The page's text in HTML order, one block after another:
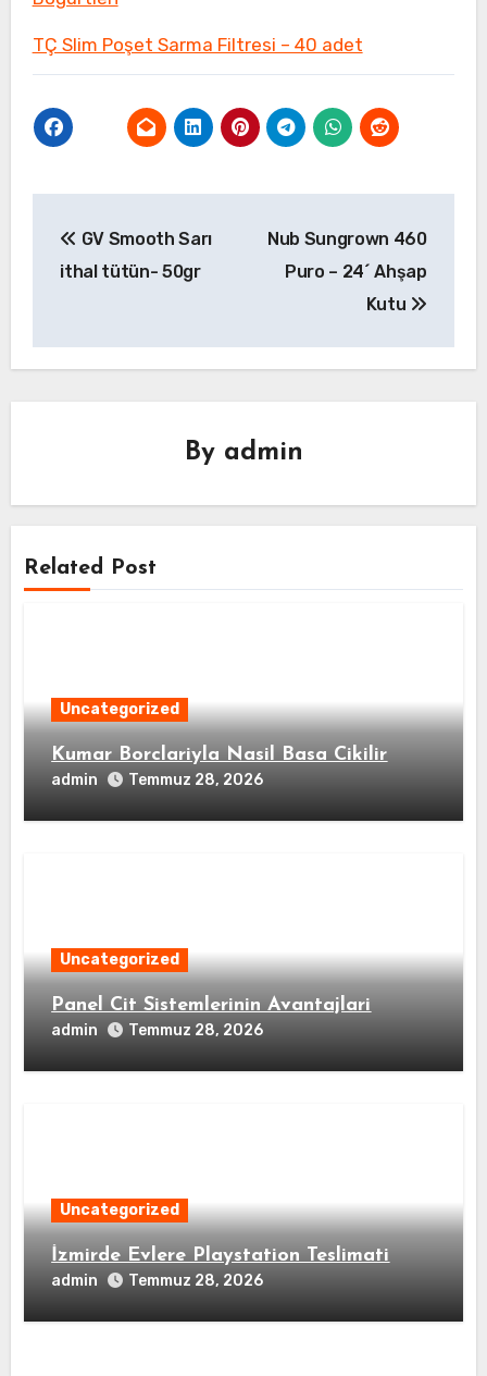
TÇ Slim Poşet Sarma Filtresi – 40 adet
gezinmesi
GV Smooth Sarı
ithal tütün- 50gr
Nub Sungrown 460
Puro – 24´ Ahşap
Kutu
By admin
Related Post
Uncategorized
Kumar Borclariyla Nasil Basa Cikilir
admin Temmuz 28, 2026
Uncategorized
Panel Cit Sistemlerinin Avantajlari
admin Temmuz 28, 2026
Uncategorized
İzmirde Evlere Playstation Teslimati
admin Temmuz 28, 2026